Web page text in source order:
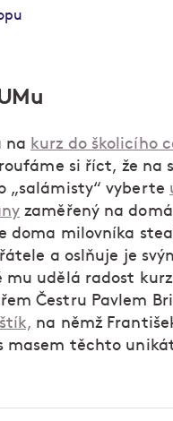
na kurz do školicího
si říct, že na
„salámisty“ vyberte
zaměřený na
doma milovníka
a oslňuje je
mu udělá radost
Čestru Pavlem
na němž
masem těchto